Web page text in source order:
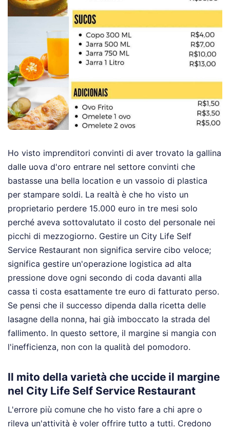
Ho visto imprenditori convinti di aver trovato la gallina
dalle uova d'oro entrare nel settore convinti che
bastasse una bella location e un vassoio di plastica
per stampare soldi. La realtà è che ho visto un
proprietario perdere 15.000 euro in tre mesi solo
perché aveva sottovalutato il costo del personale nei
picchi di mezzogiorno. Gestire un City Life Self
Service Restaurant non significa servire cibo veloce;
significa gestire un'operazione logistica ad alta
pressione dove ogni secondo di coda davanti alla
cassa ti costa esattamente tre euro di fatturato perso.
Se pensi che il successo dipenda dalla ricetta delle
lasagne della nonna, hai già imboccato la strada del
fallimento. In questo settore, il margine si mangia con
l'inefficienza, non con la qualità del pomodoro.
Il mito della varietà che uccide il margine
nel City Life Self Service Restaurant
L'errore più comune che ho visto fare a chi apre o
rileva un'attività è voler offrire tutto a tutti. Credono